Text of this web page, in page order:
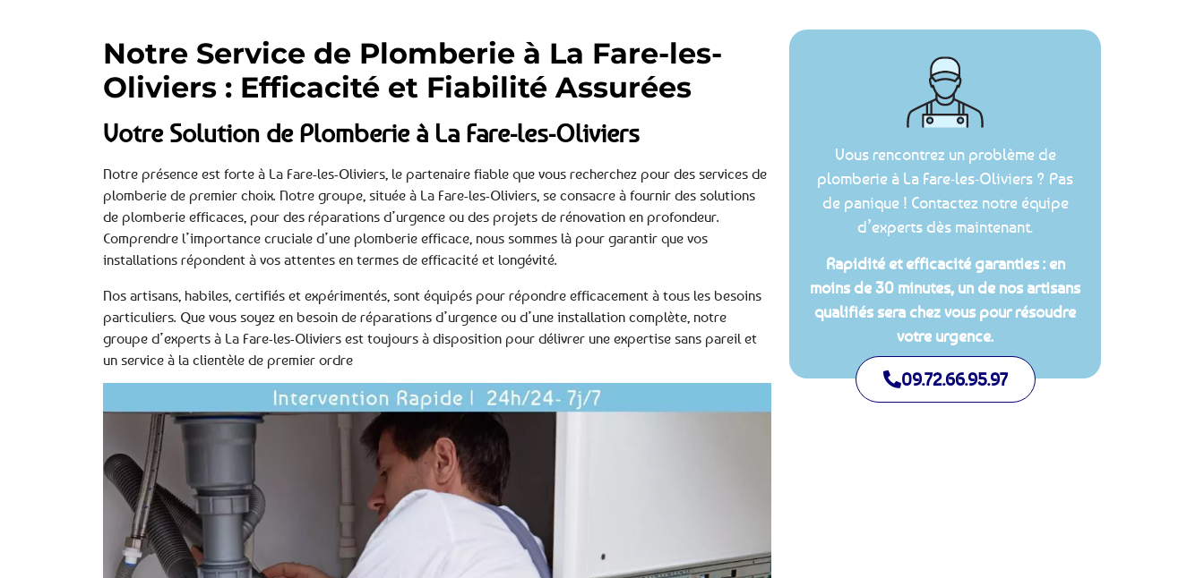
Notre Service de Plomberie à La Fare-les-
Oliviers : Efficacité et Fiabilité Assurées
Votre Solution de Plomberie à La Fare-les-Oliviers
Notre présence est forte à La Fare-les-Oliviers, le partenaire fiable que vous recherchez pour des services de
plomberie de premier choix. Notre groupe, située à La Fare-les-Oliviers, se consacre à fournir des solutions
de plomberie efficaces, pour des réparations d’urgence ou des projets de rénovation en profondeur.
Comprendre l’importance cruciale d’une plomberie efficace, nous sommes là pour garantir que vos
installations répondent à vos attentes en termes de efficacité et longévité.
Nos artisans, habiles, certifiés et expérimentés, sont équipés pour répondre efficacement à tous les besoins
particuliers. Que vous soyez en besoin de réparations d’urgence ou d’une installation complète, notre
groupe d’experts à La Fare-les-Oliviers est toujours à disposition pour délivrer une expertise sans pareil et
un service à la clientèle de premier ordre
Vous rencontrez un problème de
plomberie à La Fare-les-Oliviers ? Pas
de panique ! Contactez notre équipe
d’experts dès maintenant.
Rapidité et efficacité garanties : en
moins de 30 minutes, un de nos artisans
qualifiés sera chez vous pour résoudre
votre urgence.
09.72.66.95.97